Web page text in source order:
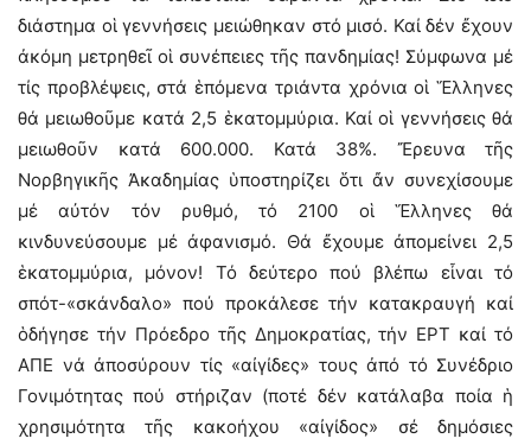
διάστημα οἱ γεννήσεις μειώθηκαν στό μισό. Καί δέν ἔχουν
ἀκόμη μετρηθεῖ οἱ συνέπειες τῆς πανδημίας! Σύμφωνα μέ
τίς προβλέψεις, στά ἑπόμενα τριάντα χρόνια οἱ Ἕλληνες
θά μειωθοῦμε κατά 2,5 ἑκατομμύρια. Καί οἱ γεννήσεις θά
μειωθοῦν κατά 600.000. Κατά 38%. Ἔρευνα τῆς
Νορβηγικῆς Ἀκαδημίας ὑποστηρίζει ὅτι ἄν συνεχίσουμε
μέ αὐτόν τόν ρυθμό, τό 2100 οἱ Ἕλληνες θά
κινδυνεύσουμε μέ ἀφανισμό. Θά ἔχουμε ἀπομείνει 2,5
ἑκατομμύρια, μόνον! Τό δεύτερο πού βλέπω εἶναι τό
σπότ-«σκάνδαλο» πού προκάλεσε τήν κατακραυγή καί
ὁδήγησε τήν Πρόεδρο τῆς Δημοκρατίας, τήν ΕΡΤ καί τό
ΑΠΕ νά ἀποσύρουν τίς «αἰγίδες» τους ἀπό τό Συνέδριο
Γονιμότητας πού στήριζαν (ποτέ δέν κατάλαβα ποία ἡ
χρησιμότητα τῆς κακοήχου «αἰγίδος» σέ δημόσιες